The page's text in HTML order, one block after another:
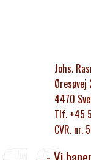
Johs.
Øresøvej
4470
Tlf. +45
CVR. nr.